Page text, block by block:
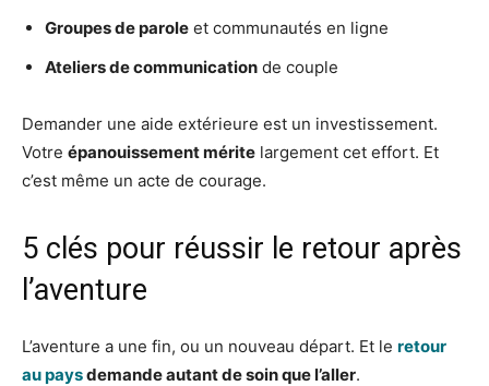
Groupes de parole et communautés en ligne
Ateliers de communication de couple
Demander une aide extérieure est un investissement.
Votre épanouissement mérite largement cet effort. Et
c’est même un acte de courage.
5 clés pour réussir le retour après
l’aventure
L’aventure a une fin, ou un nouveau départ. Et le retour
au paysdemande autant de soin que l’aller.